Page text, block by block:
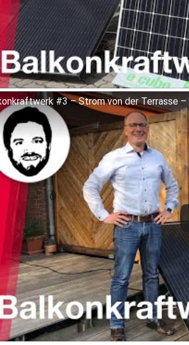
#3 – Strom von der Terrasse
Video auf YouTube ansehen